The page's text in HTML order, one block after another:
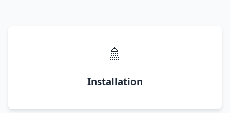
🚿
Installation